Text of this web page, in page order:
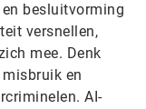
besluitvorming
versnellen,
mee. Denk
en
AI-